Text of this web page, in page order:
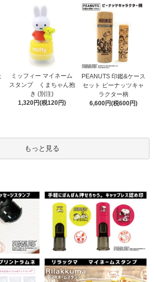
ミッフィー マイネーム
スタンプ くまちゃん抱
き (別注)
1,320円(税120円)
PEANUTS 印鑑&ケース
セット ピーナッツキャ
ラクター柄
6,600円(税600円)
もっと見る